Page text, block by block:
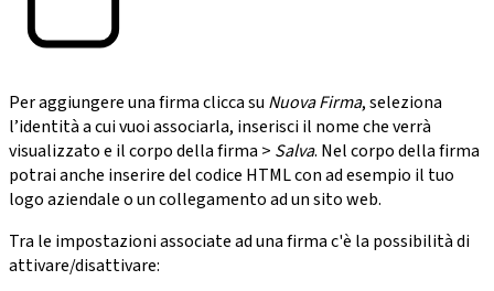
Per aggiungere una firma clicca su Nuova Firma, seleziona
l’identità a cui vuoi associarla, inserisci il nome che verrà
visualizzato e il corpo della firma > Salva. Nel corpo della firma
potrai anche inserire del codice HTML con ad esempio il tuo
logo aziendale o un collegamento ad un sito web.
Tra le impostazioni associate ad una firma c'è la possibilità di
attivare/disattivare: